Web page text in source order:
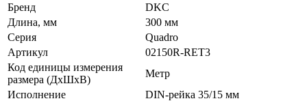
Бренд
DKC
Длина, мм
300 мм
Серия
Quadro
Артикул
02150R-RET3
Код единицы измерения
размера (ДхШхВ)
Метр
Исполнение
DIN-рейка 35/15 мм